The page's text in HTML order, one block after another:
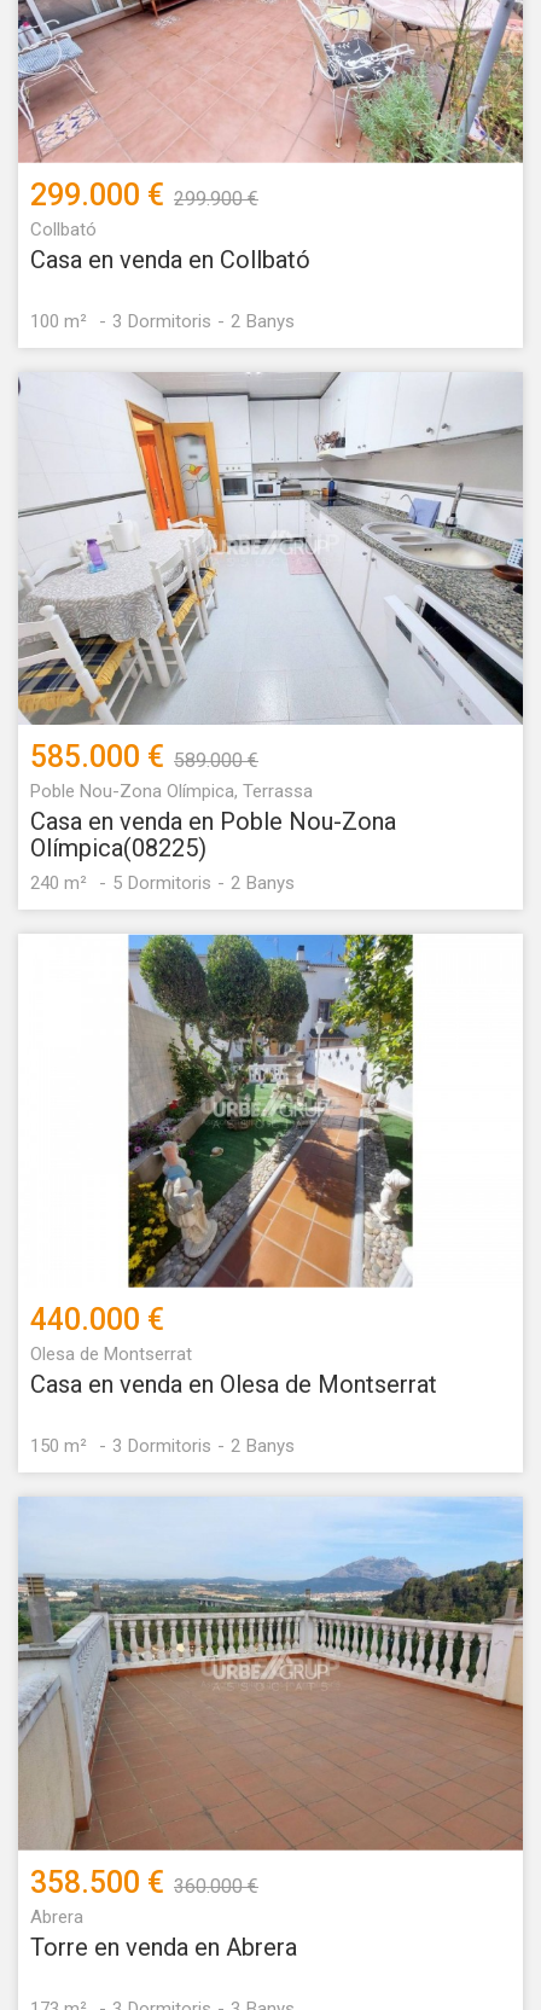
299.000 € 299.900 €
Collbató
Casa en venda en Collbató
100 m² 3 Dormitoris 2 Banys
585.000 € 589.000 €
Poble Nou-Zona Olímpica, Terrassa
Casa en venda en Poble Nou-Zona
Olímpica(08225)
240 m² 5 Dormitoris 2 Banys
440.000 €
Olesa de Montserrat
Casa en venda en Olesa de Montserrat
150 m² 3 Dormitoris 2 Banys
358.500 € 360.000 €
Abrera
Torre en venda en Abrera